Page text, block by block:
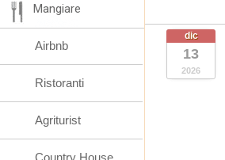
dic
13
2026
Mangiare
Airbnb
Ristoranti
Agriturist
Country House